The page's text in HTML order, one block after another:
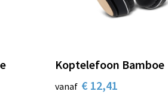
Koptelefoon Bamboe
vanaf € 12,41